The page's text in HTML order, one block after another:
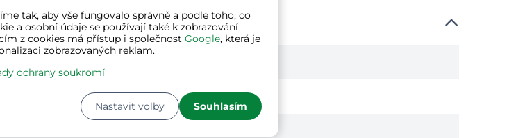
tak, aby vše fungovalo správně a podle toho, co
a osobní údaje se používají také k zobrazování
z cookies má přístup i společnost Google, která je
zobrazovaných reklam.
ochrany soukromí
Nastavit volby Souhlasím